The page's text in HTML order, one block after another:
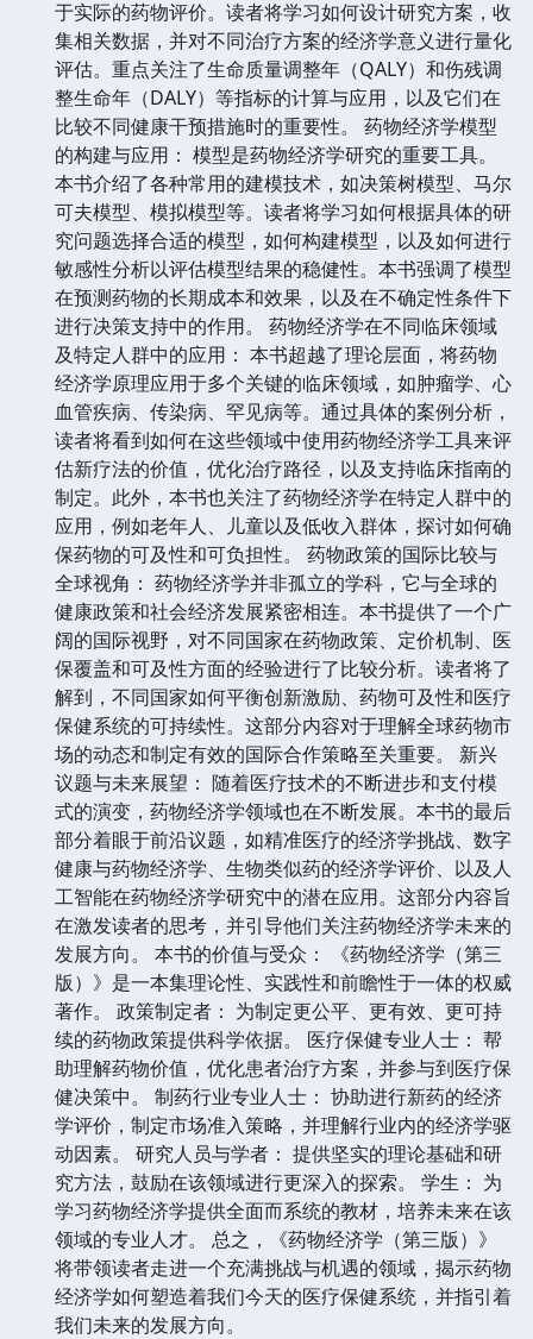
于实际的药物评价。读者将学习如何设计研究方案，收
集相关数据，并对不同治疗方案的经济学意义进行量化
评估。重点关注了生命质量调整年（QALY）和伤残调
整生命年（DALY）等指标的计算与应用，以及它们在
比较不同健康干预措施时的重要性。 药物经济学模型
的构建与应用： 模型是药物经济学研究的重要工具。
本书介绍了各种常用的建模技术，如决策树模型、马尔
可夫模型、模拟模型等。读者将学习如何根据具体的研
究问题选择合适的模型，如何构建模型，以及如何进行
敏感性分析以评估模型结果的稳健性。本书强调了模型
在预测药物的长期成本和效果，以及在不确定性条件下
进行决策支持中的作用。 药物经济学在不同临床领域
及特定人群中的应用： 本书超越了理论层面，将药物
经济学原理应用于多个关键的临床领域，如肿瘤学、心
血管疾病、传染病、罕见病等。通过具体的案例分析，
读者将看到如何在这些领域中使用药物经济学工具来评
估新疗法的价值，优化治疗路径，以及支持临床指南的
制定。此外，本书也关注了药物经济学在特定人群中的
应用，例如老年人、儿童以及低收入群体，探讨如何确
保药物的可及性和可负担性。 药物政策的国际比较与
全球视角： 药物经济学并非孤立的学科，它与全球的
健康政策和社会经济发展紧密相连。本书提供了一个广
阔的国际视野，对不同国家在药物政策、定价机制、医
保覆盖和可及性方面的经验进行了比较分析。读者将了
解到，不同国家如何平衡创新激励、药物可及性和医疗
保健系统的可持续性。这部分内容对于理解全球药物市
场的动态和制定有效的国际合作策略至关重要。 新兴
议题与未来展望： 随着医疗技术的不断进步和支付模
式的演变，药物经济学领域也在不断发展。本书的最后
部分着眼于前沿议题，如精准医疗的经济学挑战、数字
健康与药物经济学、生物类似药的经济学评价、以及人
工智能在药物经济学研究中的潜在应用。这部分内容旨
在激发读者的思考，并引导他们关注药物经济学未来的
发展方向。 本书的价值与受众： 《药物经济学（第三
版）》是一本集理论性、实践性和前瞻性于一体的权威
著作。 政策制定者： 为制定更公平、更有效、更可持
续的药物政策提供科学依据。 医疗保健专业人士： 帮
助理解药物价值，优化患者治疗方案，并参与到医疗保
健决策中。 制药行业专业人士： 协助进行新药的经济
学评价，制定市场准入策略，并理解行业内的经济学驱
动因素。 研究人员与学者： 提供坚实的理论基础和研
究方法，鼓励在该领域进行更深入的探索。 学生： 为
学习药物经济学提供全面而系统的教材，培养未来在该
领域的专业人才。 总之，《药物经济学（第三版）》
将带领读者走进一个充满挑战与机遇的领域，揭示药物
经济学如何塑造着我们今天的医疗保健系统，并指引着
我们未来的发展方向。